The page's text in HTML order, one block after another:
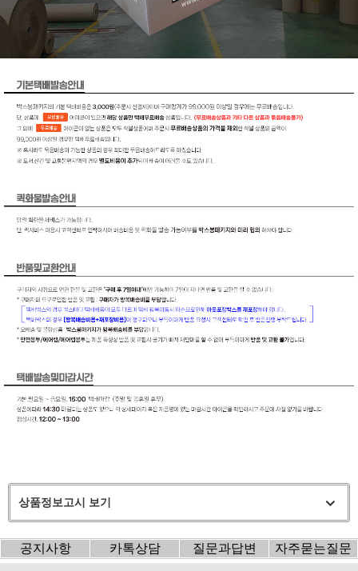
상품정보고시 보기
공지사항 카톡상담 질문과답변 자주묻는질문